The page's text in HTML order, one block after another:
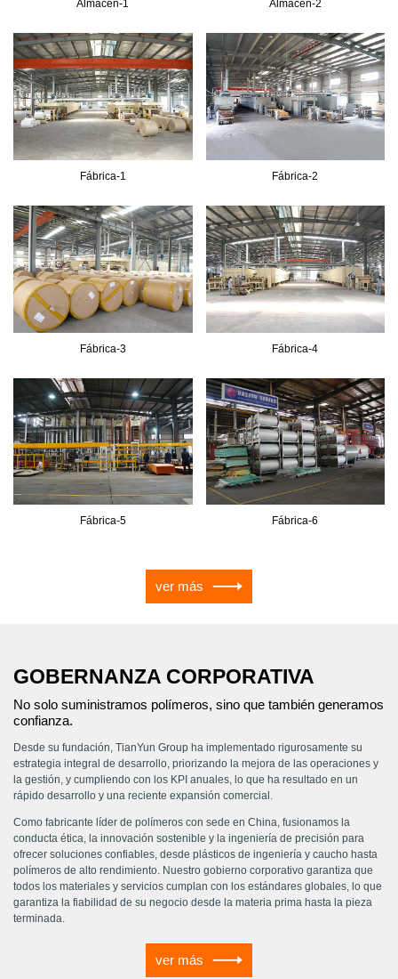
Almacén-1 Almacén-2
Fábrica-1 Fábrica-2
Fábrica-3 Fábrica-4
Fábrica-5 Fábrica-6
ver más
GOBERNANZA CORPORATIVA
No solo suministramos polímeros, sino que también generamos
confianza.
Desde su fundación, TianYun Group ha implementado rigurosamente su
estrategia integral de desarrollo, priorizando la mejora de las operaciones y
la gestión, y cumpliendo con los KPI anuales, lo que ha resultado en un
rápido desarrollo y una reciente expansión comercial.
Como fabricante líder de polímeros con sede en China, fusionamos la
conducta ética, la innovación sostenible y la ingeniería de precisión para
ofrecer soluciones confiables, desde plásticos de ingeniería y caucho hasta
polímeros de alto rendimiento. Nuestro gobierno corporativo garantiza que
todos los materiales y servicios cumplan con los estándares globales, lo que
garantiza la fiabilidad de su negocio desde la materia prima hasta la pieza
terminada.
ver más